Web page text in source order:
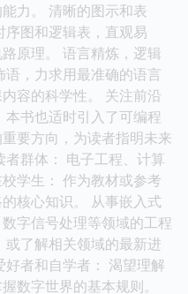
力。 清晰的图示和表
图和逻辑表，直观易
原理。 语言精炼，逻辑
，力求用最准确的语言
容的科学性。 关注前沿
书也适时引入了可编程
要方向，为读者指明未来
群体： 电子工程、计算
学生： 作为教材或参考
核心知识。 从事嵌入式
字信号处理等领域的工程
了解相关领域的最新进
者和自学者： 渴望理解
数字世界的基本规则。